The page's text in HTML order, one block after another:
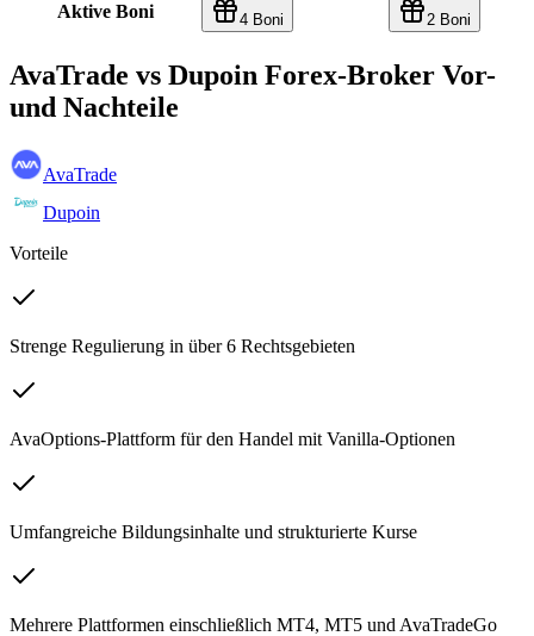
Aktive Boni 4 Boni 2 Boni
AvaTrade vs Dupoin Forex-Broker Vor-
und Nachteile
AvaTrade
Dupoin
Vorteile
Strenge Regulierung in über 6 Rechtsgebieten
AvaOptions-Plattform für den Handel mit Vanilla-Optionen
Umfangreiche Bildungsinhalte und strukturierte Kurse
Mehrere Plattformen einschließlich MT4, MT5 und AvaTradeGo